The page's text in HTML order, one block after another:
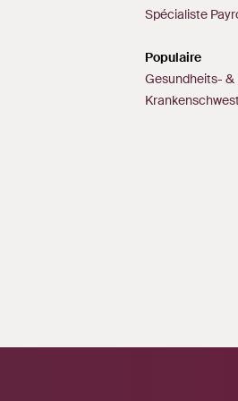
Spécialiste
Populaire
Gesundheits- &